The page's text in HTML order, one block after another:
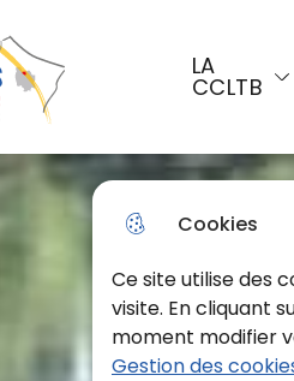
Cookies
Ce site utilise des
visite. En cliquant
moment modifier
Gestion des
Aller à la recherche Aller
Menu principal
LA
CCLTB